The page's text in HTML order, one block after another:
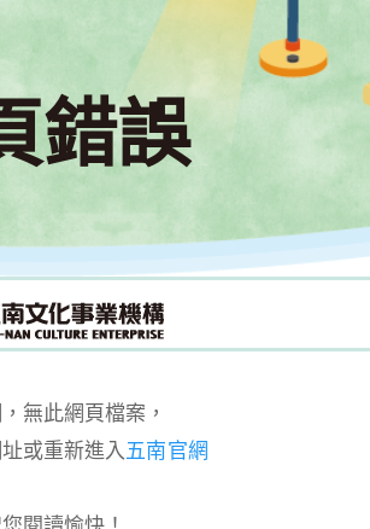
錯誤
無此網頁檔案，
或重新進入五南官網